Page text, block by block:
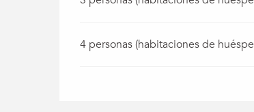
4 personas (habitaciones de